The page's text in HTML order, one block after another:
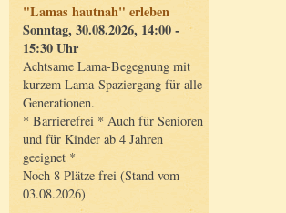
"Lamas hautnah" erleben
Sonntag, 30.08.2026, 14:00 -
15:30 Uhr
Achtsame Lama-Begegnung mit
kurzem Lama-Spaziergang für alle
Generationen.
* Barrierefrei * Auch für Senioren
und für Kinder ab 4 Jahren
geeignet *
Noch 8 Plätze frei (Stand vom
03.08.2026)